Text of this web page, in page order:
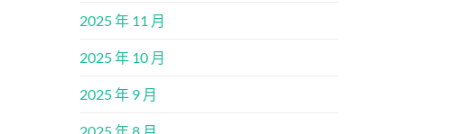
2025 年 11 月
2025 年 10 月
2025 年 9 月